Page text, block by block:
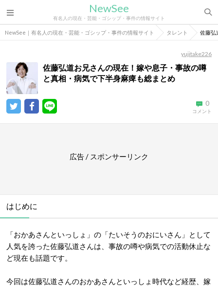
NewSee
有名人の現在・芸能・ゴシップ・事件の情報サイト
NewSee｜有名人の現在・芸能・ゴシップ・事件の情報サイト タレント 佐藤弘
yujitake226
佐藤弘道お兄さんの現在！嫁や息子・事故の噂
と真相・病気で下半身麻痺も総まとめ
0
コメント
広告 / スポンサーリンク
はじめに
「おかあさんといっしょ」の「たいそうのおにいさん」として
人気を誇った佐藤弘道さんは、事故の噂や病気での活動休止な
ど現在も話題です。
今回は佐藤弘道さんのおかあさんといっしょ時代など経歴、嫁